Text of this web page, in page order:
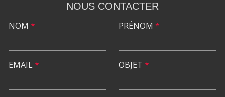
NOUS CONTACTER
NOM *
EMAIL*
PRÉNOM *
OBJET *